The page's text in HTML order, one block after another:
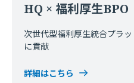
HQ × 福利厚生BPO
次世代型福利厚生統合プラ
に貢献
詳細はこちら